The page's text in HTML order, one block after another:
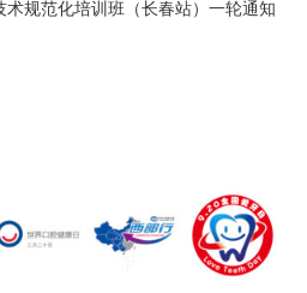
术规范化培训班（长春站）一轮通知